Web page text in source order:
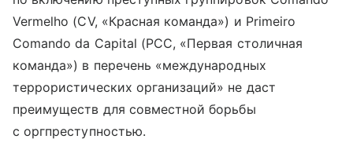
Vermelho (CV, «Красная команда») и Primeiro
Comando da Capital (PCC, «Первая столичная
команда») в перечень «международных
террористических организаций» не даст
преимуществ для совместной борьбы
с оргпреступностью.